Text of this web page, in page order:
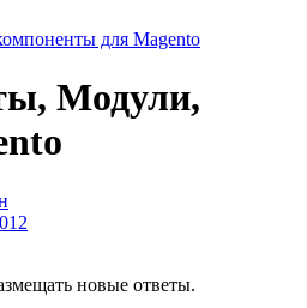
для Magento
Модули,
новые ответы.